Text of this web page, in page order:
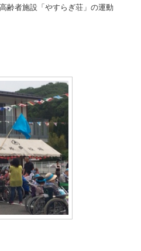
齢者施設「やすらぎ荘」の運動